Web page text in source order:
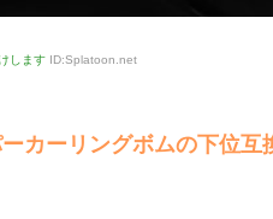
します ID:Splatoon.net
カーリングボムの下位互